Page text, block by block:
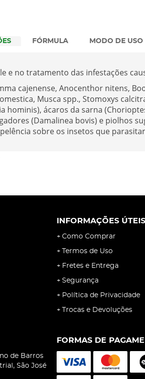
FÓRMULA MODO DE USO
e no tratamento das infestações
cajenense, Anocenthor nitens,
Musca spp., Stomoxys
hominis), ácaros da sarna
(Damalinea bovis) e piolhos
sobre os insetos que
INFORMAÇÕES ÚTEIS
Como Comprar
Termos de Uso
Fretes e Entrega
Segurança
Política de Privacidade
Trocas e Devoluções
de Barros
São José
FORMAS DE